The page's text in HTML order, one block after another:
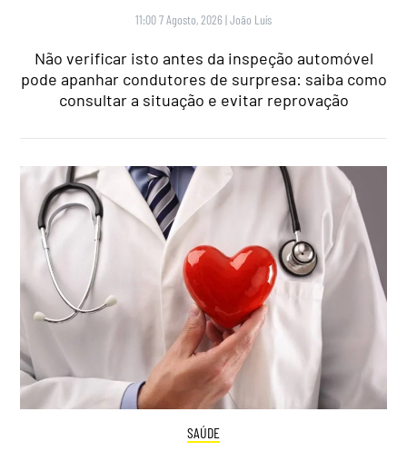
11:00 7 Agosto, 2026 |João Luís
Não verificar isto antes da inspeção automóvel
pode apanhar condutores de surpresa: saiba como
consultar a situação e evitar reprovação
SAÚDE